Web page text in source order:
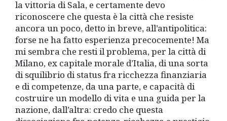
la vittoria di Sala, e certamente devo
riconoscere che questa è la città che resiste
ancora un poco, detto in breve, all’antipolitica:
forse ne ha fatto esperienza precocemente! Ma
mi sembra che resti il problema, per la città di
Milano, ex capitale morale d’Italia, di una sorta
di squilibrio di status fra ricchezza finanziaria
e di competenze, da una parte, e capacità di
costruire un modello di vita e una guida per la
nazione, dall’altra: credo che questa